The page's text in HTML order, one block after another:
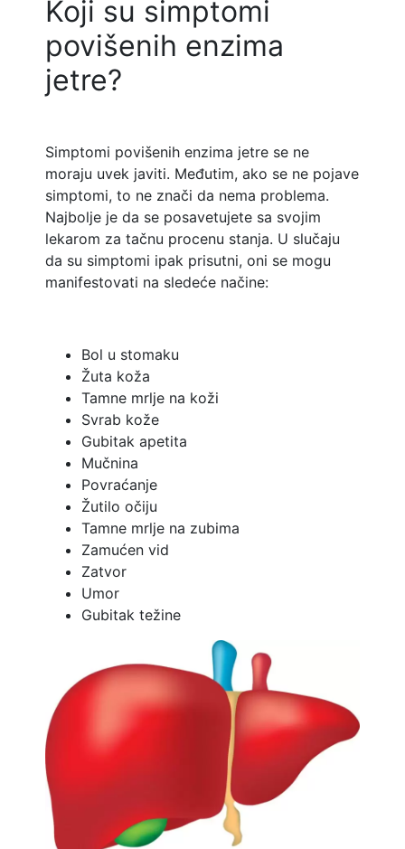
Koji su simptomi
povišenih enzima
jetre?
Simptomi povišenih enzima jetre se ne
moraju uvek javiti. Međutim, ako se ne pojave
simptomi, to ne znači da nema problema.
Najbolje je da se posavetujete sa svojim
lekarom za tačnu procenu stanja. U slučaju
da su simptomi ipak prisutni, oni se mogu
manifestovati na sledeće načine:
Bol u stomaku
Žuta koža
Tamne mrlje na koži
Svrab kože
Gubitak apetita
Mučnina
Povraćanje
Žutilo očiju
Tamne mrlje na zubima
Zamućen vid
Zatvor
Umor
Gubitak težine